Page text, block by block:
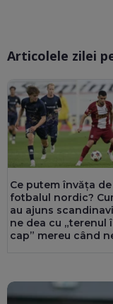
Articolele zilei
Ce putem învăța de
fotbalul nordic?
au ajuns
ne dea cu „terenul
cap” mereu când